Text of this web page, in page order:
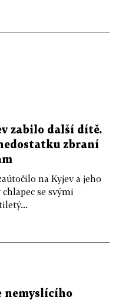
zabilo další dítě.
zbraní
na Kyjev a jeho
se svými
nemyslícího